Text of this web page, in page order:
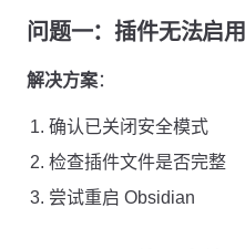
问题一：插件无法启用
解决方案：
确认已关闭安全模式
检查插件文件是否完整
尝试重启 Obsidian